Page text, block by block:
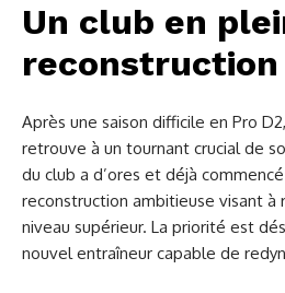
Un club en
reconstruction
Après une saison difficile en Pro
retrouve à un tournant crucial de
du club a d’ores et déjà
reconstruction ambitieuse visant
niveau supérieur. La priorité est
nouvel entraîneur capable de